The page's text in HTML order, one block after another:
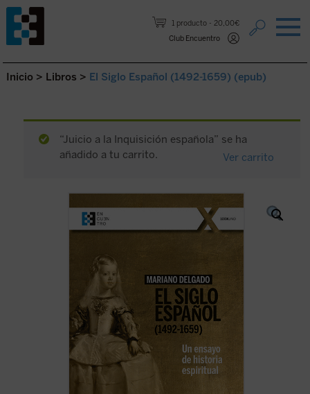
1 producto
20,00€
Club Encuentro
Saltar al contenido.
Inicio > Libros > El Siglo Español (1492-1659) (epub)
“Juicio a la Inquisición española” se ha
añadido a tu carrito.
Ver carrito